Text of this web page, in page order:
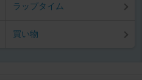
ラップタイム
買い物